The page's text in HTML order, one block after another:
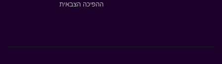
ההפיכה הצבאית